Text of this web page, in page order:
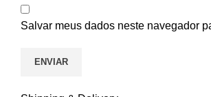
Salvar meus dados neste navegador